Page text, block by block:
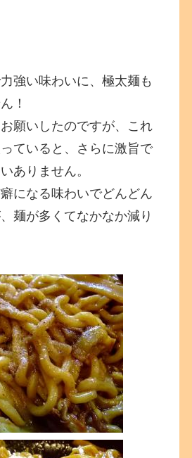
強い味わいに、極太麺も
！
願いしたのですが、これ
ていると、さらに激旨で
ありません。
になる味わいでどんどん
麺が多くてなかなか減り